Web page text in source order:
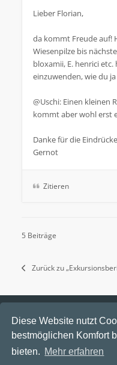
Diese Website nutzt
bestmöglichen Komfort
bieten. Mehr erfahren
Lieber Florian,
da kommt Freude auf!
Wiesenpilze bis
bloxamii, E. henrici
einzuwenden, wie du
@Uschi: Einen kleinen
kommt aber wohl erst
Danke für die
Gernot
Zitieren
5 Beiträge
Zurück zu
Funga Austria FAQ
Alle
Aktuelle